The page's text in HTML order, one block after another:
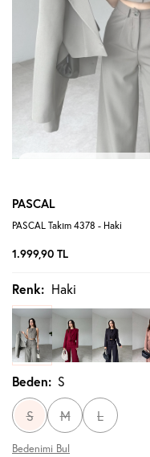
PASCAL
PASCAL Takım 4378 - Haki
1.999,90 TL
Renk: Haki
Beden: S
S M L
Bedenimi Bul